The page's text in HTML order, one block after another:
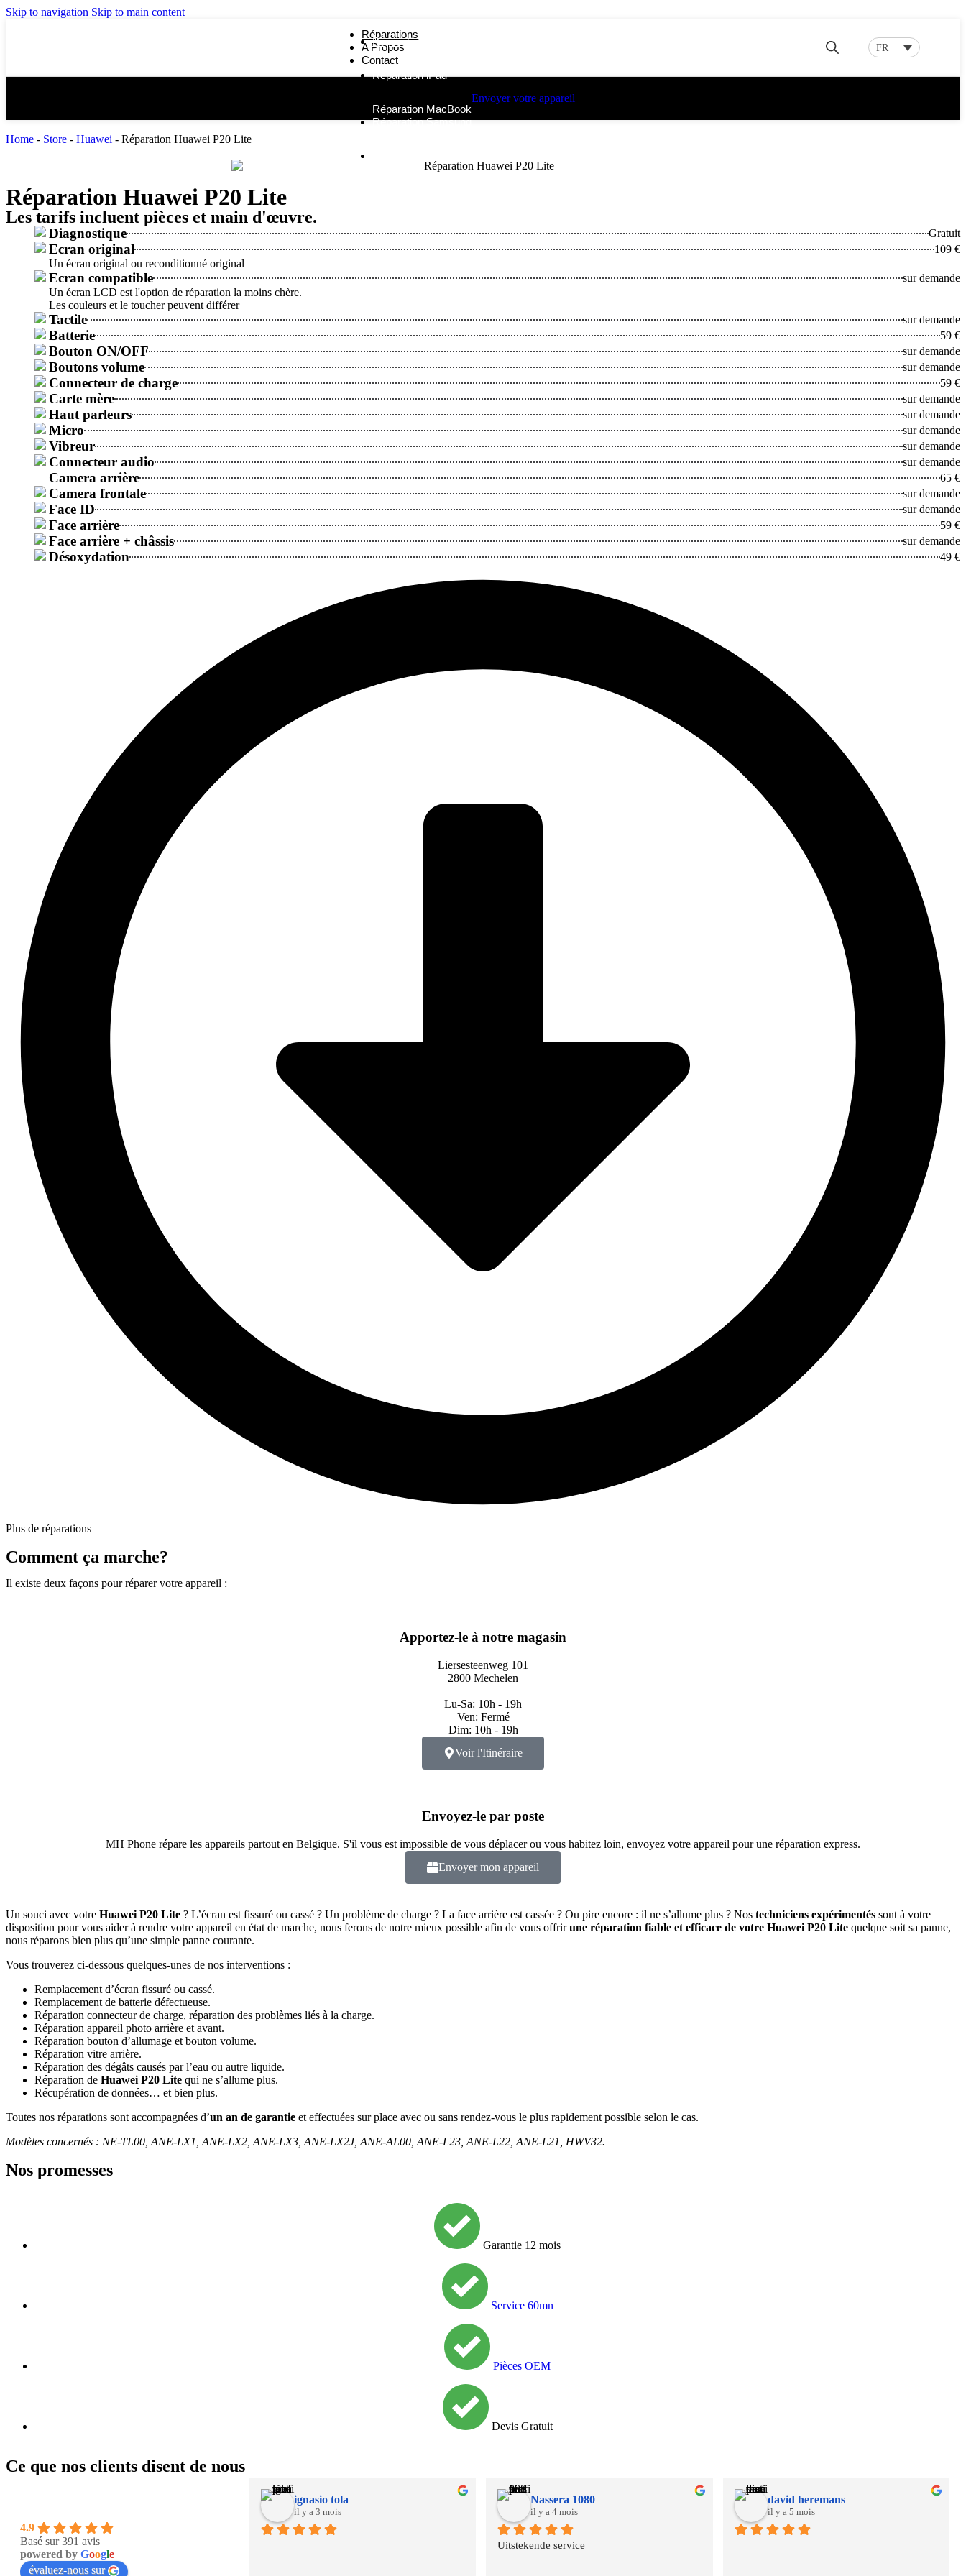
Skip to navigation Skip to main content
Réparations
A Propos
Contact
FR
Réparation iPhone
Réparation iPad
Réparation MacBook
Réparation Samsung
Envoyer votre appareil
Home - Store - Huawei - Réparation Huawei P20 Lite
Réparation Huawei P20 Lite
Les tarifs incluent pièces et main d'œuvre.
Diagnostique Gratuit
Ecran original
109 €
Un écran original ou reconditionné original
Ecran compatible
sur demande
Un écran LCD est l'option de réparation la moins chère.
Les couleurs et le toucher peuvent différer
Tactile sur demande
Batterie 59 €
Bouton ON/OFF sur demande
Boutons volume sur demande
Connecteur de charge 59 €
Carte mère sur demande
Haut parleurs sur demande
Micro sur demande
Vibreur sur demande
Connecteur audio sur demande
Camera arrière 65 €
Camera frontale sur demande
Face ID sur demande
Face arrière 59 €
Face arrière + châssis sur demande
Désoxydation 49 €
Plus de réparations
Comment ça marche?
Il existe deux façons pour réparer votre appareil :
Apportez-le à notre magasin
Liersesteenweg 101
2800 Mechelen
Lu-Sa: 10h - 19h
Ven: Fermé
Dim: 10h - 19h
Voir l'Itinéraire
Envoyez-le par poste
MH Phone répare les appareils partout en Belgique. S'il vous est impossible de vous déplacer ou vous habitez loin, envoyez votre appareil pour une réparation express.
Envoyer mon appareil
Un souci avec votre Huawei P20 Lite ? L’écran est fissuré ou cassé ? Un problème de charge ? La face arrière est cassée ? Ou pire encore : il ne s’allume plus ? Nos techniciens expérimentés sont à votre
disposition pour vous aider à rendre votre appareil en état de marche, nous ferons de notre mieux possible afin de vous offrirune réparation fiable et efficace de votre Huawei P20 Lite quelque soit sa panne,
nous réparons bien plus qu’une simple panne courante.
Vous trouverez ci-dessous quelques-unes de nos interventions :
Remplacement d’écran fissuré ou cassé.
Remplacement de batterie défectueuse.
Réparation connecteur de charge, réparation des problèmes liés à la charge.
Réparation appareil photo arrière et avant.
Réparation bouton d’allumage et bouton volume.
Réparation vitre arrière.
Réparation des dégâts causés par l’eau ou autre liquide.
Réparation de Huawei P20 Lite qui ne s’allume plus.
Récupération de données… et bien plus.
Toutes nos réparations sont accompagnées d’un an de garantie et effectuées sur place avec ou sans rendez-vous le plus rapidement possible selon le cas.
Modèles concernés : NE-TL00, ANE-LX1, ANE-LX2, ANE-LX3, ANE-LX2J, ANE-AL00, ANE-L23, ANE-L22, ANE-L21, HWV32.
Nos promesses
Garantie 12 mois
Service 60mn
Pièces OEM
Devis Gratuit
Ce que nos clients disent de nous
4.9
Basé sur 391 avis
powered by Google
évaluez-nous sur
ignasio tola
il y a 3 mois
Nassera 1080
il y a 4 mois
Uitstekende service
david heremans
il y a 5 mois